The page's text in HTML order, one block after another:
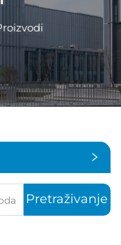
Pretraživanje